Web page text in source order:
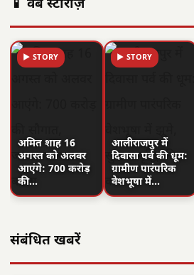
📱 वेब स्टोरीज़
▶ STORY
अमित शाह 16
अगस्त को अलवर
आएंगे: 700 करोड़
की…
▶ STORY
आलीराजपुर में
दिवासा पर्व की धूम:
ग्रामीण पारंपरिक
वेशभूषा में…
संबंधित खबरें